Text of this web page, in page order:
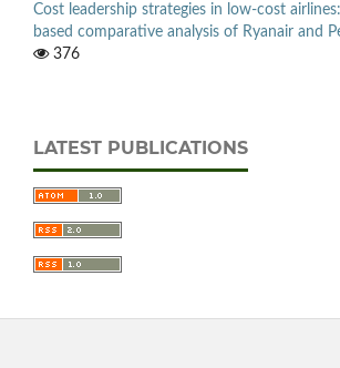
Cost leadership strategies in low-cost
based comparative analysis of Ryanair and
376
LATEST PUBLICATIONS